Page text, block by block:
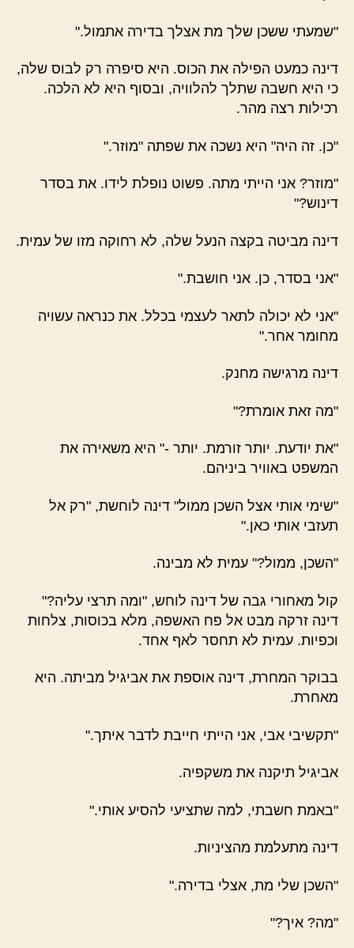
"שמעתי ששכן שלך מת אצלך בדירה אתמול."
דינה כמעט הפילה את הכוס. היא סיפרה רק לבוס שלה,
כי היא חשבה שתלך להלוויה, ובסוף היא לא הלכה.
רכילות רצה מהר.
"כן. זה היה" היא נשכה את שפתה "מוזר."
"מוזר? אני הייתי מתה. פשוט נופלת לידו. את בסדר
דינוש?"
דינה מביטה בקצה הנעל שלה, לא רחוקה מזו של עמית.
"אני בסדר, כן. אני חושבת."
"אני לא יכולה לתאר לעצמי בכלל. את כנראה עשויה
מחומר אחר."
דינה מרגישה מחנק.
"מה זאת אומרת?"
"את יודעת. יותר זורמת. יותר -" היא משאירה את
המשפט באוויר ביניהם.
"שימי אותי אצל השכן ממול" דינה לוחשת, "רק אל
תעזבי אותי כאן."
"השכן, ממול?" עמית לא מבינה.
קול מאחורי גבה של דינה לוחש, "ומה תרצי עליה?"
דינה זרקה מבט אל פח האשפה, מלא בכוסות, צלחות
וכפיות. עמית לא תחסר לאף אחד.
בבוקר המחרת, דינה אוספת את אביגיל מביתה. היא
מאחרת.
"תקשיבי אבי, אני הייתי חייבת לדבר איתך."
אביגיל תיקנה את משקפיה.
"באמת חשבתי, למה שתציעי להסיע אותי."
דינה מתעלמת מהציניות.
"השכן שלי מת, אצלי בדירה."
"מה? איך?"